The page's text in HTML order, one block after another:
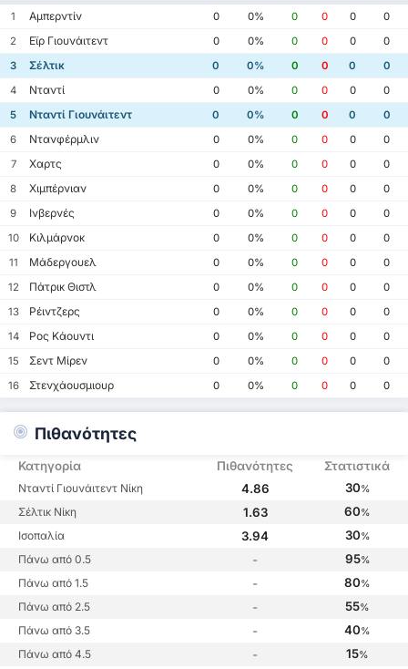
1 Αμπερντίν 0 0% 0 0 0
0
2
Εϊρ Γιουνάιτεντ 0 0% 0 0 0
0
3
Σέλτικ 0 0% 0 0 0
0
4
Νταντί 0 0% 0 0 0
0
5
Νταντί Γιουνάιτεντ 0 0% 0 0 0
0
6
Ντανφέρμλιν 0 0% 0 0 0
0
7
Χαρτς 0 0% 0 0 0
0
8
Χιμπέρνιαν 0 0% 0 0 0
0
9
Ινβερνές 0 0% 0 0 0
0
10
Κιλμάρνοκ 0 0% 0 0 0
0
11
Μάδεργουελ 0 0% 0 0 0
0
12
Πάτρικ Θιστλ 0 0% 0 0 0
0
13
Ρέιντζερς 0 0% 0 0 0
0
14
Ρος Κάουντι 0 0% 0 0 0
0
15
Σεντ Μίρεν 0 0% 0 0 0
0
16
Στενχάουσμιουρ 0 0% 0 0 0 0
Πιθανότητες
Κατηγορία Πιθανότητες Στατιστικά
Νταντί Γιουνάιτεντ Νίκη 4.86 30%
Σέλτικ Νίκη 1.63 60%
Ισοπαλία 3.94 30%
Πάνω από 0.5 - 95%
Πάνω από 1.5 - 80%
Πάνω από 2.5 - 55%
Πάνω από 3.5 - 40%
Πάνω από 4.5 - 15%